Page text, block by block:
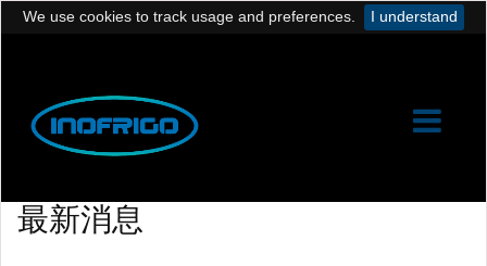
We use cookies to track usage and preferences. I understand
最新消息